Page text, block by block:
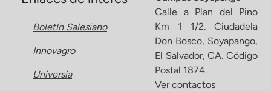
Boletín Salesiano
Innovagro
Universia
Calle a Plan del Pino
Km 1 1/2. Ciudadela
Don Bosco, Soyapango,
El Salvador, CA. Código
Postal 1874.
Ver contactos